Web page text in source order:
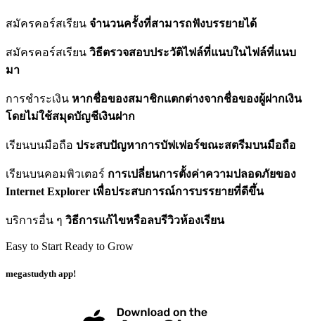
สมัครคอร์สเรียน จำนวนครั้งที่สามารถฟังบรรยายได้
สมัครคอร์สเรียน วิธีตรวจสอบประวัติไฟล์ที่แนบในไฟล์ที่แนบ
มา
การชำระเงิน หากชื่อของสมาชิกแตกต่างจากชื่อของผู้ฝากเงิน
โดยไม่ใช้สมุดบัญชีเงินฝาก
เรียนบนมือถือ ประสบปัญหาการบัฟเฟอร์ขณะสตรีมบนมือถือ
เรียนบนคอมพิวเตอร์ การเปลี่ยนการตั้งค่าความปลอดภัยของ
Internet Explorer เพื่อประสบการณ์การบรรยายที่ดีขึ้น
บริการอื่น ๆ วิธีการแก้ไขหรือลบรีวิวห้องเรียน
Easy to Start Ready to Grow
megastudyth app!